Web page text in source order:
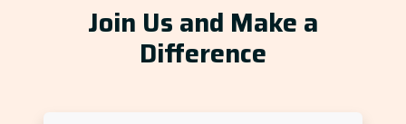
Join Us and Make a
Difference